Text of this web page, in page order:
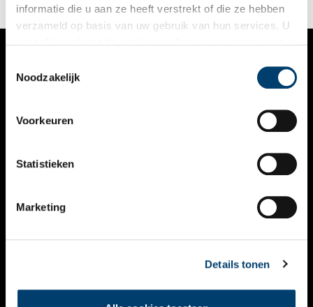
informatie die u aan ze heeft verstrekt of die ze hebben
verzameld op basis van uw gebruik van hun services. U
Noodzakelijk
Voorkeuren
Statistieken
Marketing
Details tonen
VERHALEN
KALENDER
THEMA’S
VIDEO’S
CONTACT